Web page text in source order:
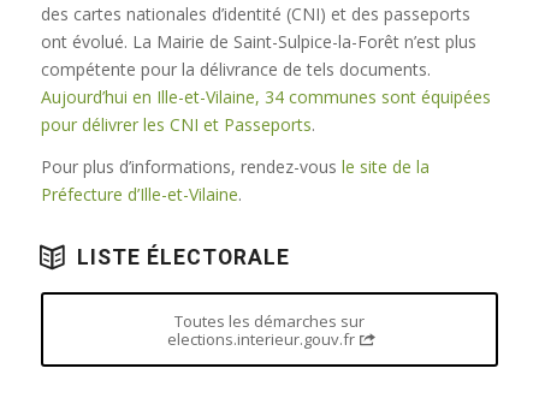
des cartes nationales d’identité (CNI) et des passeports
ont évolué. La Mairie de Saint-Sulpice-la-Forêt n’est plus
compétente pour la délivrance de tels documents.
Aujourd’hui en Ille-et-Vilaine, 34 communes sont équipées
pour délivrer les CNI et Passeports.
Pour plus d’informations, rendez-vous le site de la
Préfecture d’Ille-et-Vilaine.
LISTE ÉLECTORALE
Toutes les démarches sur
elections.interieur.gouv.fr